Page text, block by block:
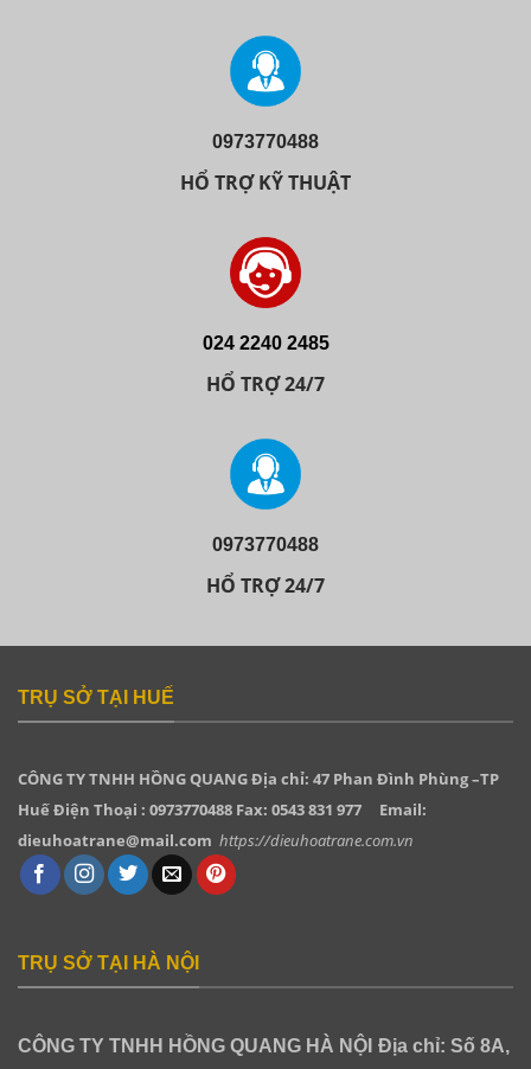
0973770488
HỔ TRỢ KỸ THUẬT
024 2240 2485
HỔ TRỢ 24/7
0973770488
HỔ TRỢ 24/7
TRỤ SỞ TẠI HUẾ
CÔNG TY TNHH HỒNG QUANGĐịa chỉ: 47 Phan Đình Phùng –TP
Huế Điện Thoại : 0973770488 Fax: 0543 831 977
Email:
dieuhoatrane@mail.com https://dieuhoatrane.com.vn
TRỤ SỞ TẠI HÀ NỘI
CÔNG TY TNHH HỒNG QUANG HÀ NỘI Địa chỉ: Số 8A,